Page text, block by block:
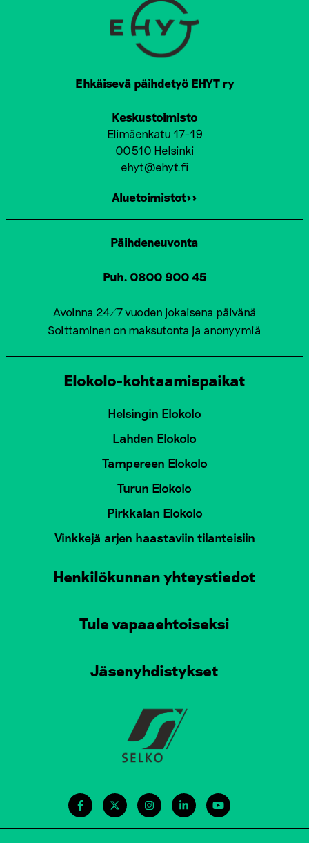
Ehkäisevä päihdetyö EHYT ry
Keskustoimisto
Elimäenkatu 17-19
00510 Helsinki
ehyt@ehyt.fi
Aluetoimistot>>
Päihdeneuvonta
Puh. 0800 900 45
Avoinna 24/7 vuoden jokaisena päivänä
Soittaminen on maksutonta ja anonyymiä
Elokolo-kohtaamispaikat
Helsingin Elokolo
Lahden Elokolo
Tampereen Elokolo
Turun Elokolo
Pirkkalan Elokolo
Vinkkejä arjen haastaviin tilanteisiin
Henkilökunnan yhteystiedot
Tule vapaaehtoiseksi
Jäsenyhdistykset